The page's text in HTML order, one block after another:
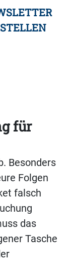
für
Besonders
Folgen
falsch
das
Tasche